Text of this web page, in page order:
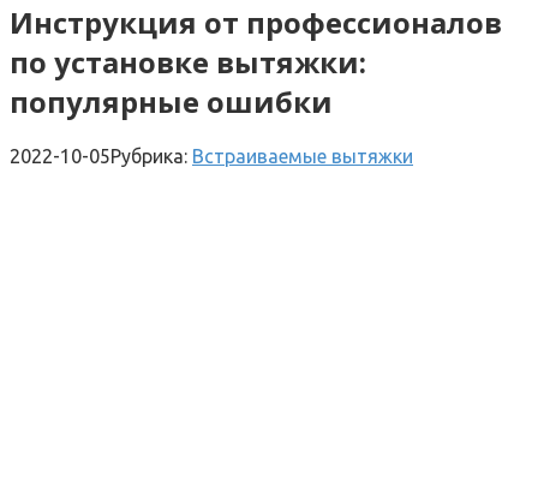
Инструкция от профессионалов
по установке вытяжки:
популярные ошибки
2022-10-05Рубрика: Встраиваемые вытяжки